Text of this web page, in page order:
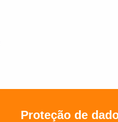
Proteção de